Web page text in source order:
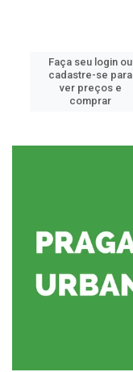
Faça seu login ou
cadastre-se para
ver preços e
comprar